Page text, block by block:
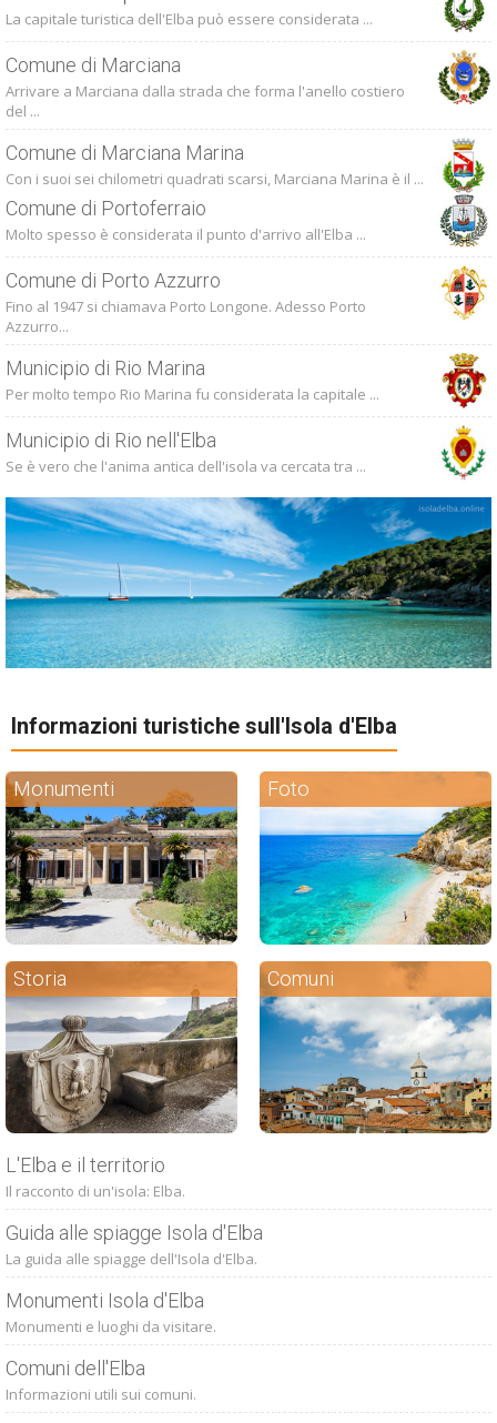
La capitale turistica dell'Elba può essere considerata ...
Comune di Marciana
Arrivare a Marciana dalla strada che forma l'anello costiero
del ...
Comune di Marciana Marina
Con i suoi sei chilometri quadrati scarsi, Marciana Marina è il ...
Comune di Portoferraio
Molto spesso è considerata il punto d'arrivo all'Elba ...
Comune di Porto Azzurro
Fino al 1947 si chiamava Porto Longone. Adesso Porto
Azzurro...
Municipio di Rio Marina
Per molto tempo Rio Marina fu considerata la capitale ...
Municipio di Rio nell'Elba
Se è vero che l'anima antica dell'isola va cercata tra ...
Informazioni turistiche sull'Isola d'Elba
Monumenti Foto
Storia Comuni
L'Elba e il territorio
Il racconto di un'isola: Elba.
Guida alle spiagge Isola d'Elba
La guida alle spiagge dell'Isola d'Elba.
Monumenti Isola d'Elba
Monumenti e luoghi da visitare.
Comuni dell'Elba
Informazioni utili sui comuni.